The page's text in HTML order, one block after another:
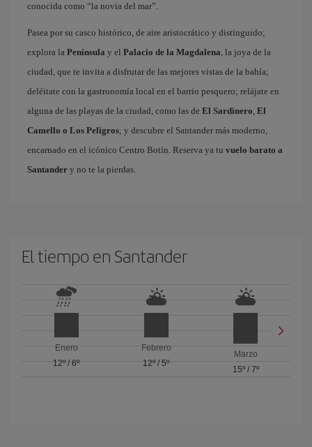
conocida como “la novia del mar”.
Pasea por su casco histórico, de aire aristocrático y distinguido;
explora la Península y el Palacio de la Magdalena, la joya de la
ciudad, que te invita a disfrutar de las mejores vistas de la bahía;
deléitate con la gastronomía local en el barrio pesquero; relájate en
alguna de las playas de la ciudad, como las de El Sardinero, El
Camello o Los Peligros; y descubre el Santander más moderno,
encarnado en el icónico Centro Botín. Reserva ya tu vuelo barato a
Santander y no te la pierdas.
El tiempo en Santander
Enero
12º/6º
Febrero
12º/ 5º
Marzo
15º/ 7º